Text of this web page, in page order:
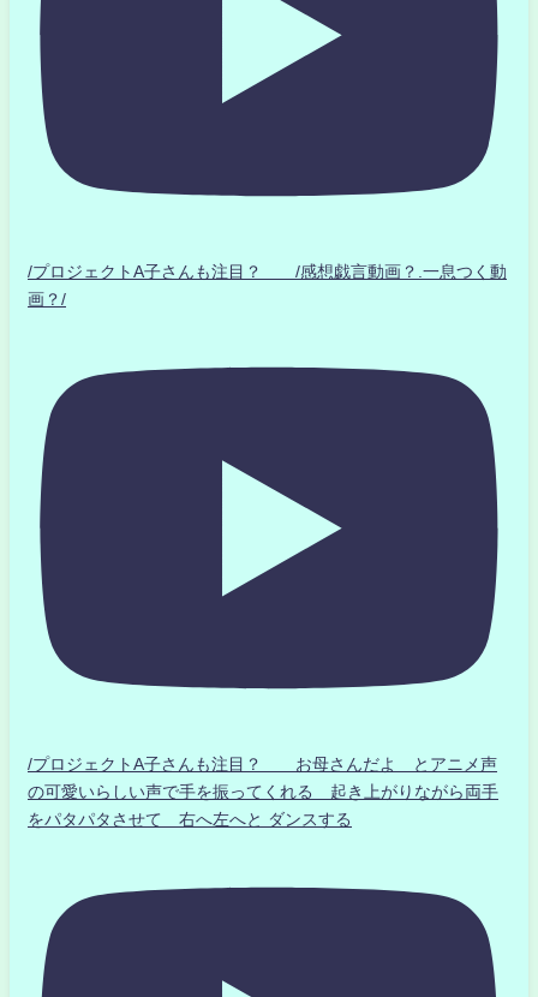
/プロジェクトA子さんも注目？ /感想戯言動画？.一息つく動
画？/
/プロジェクトA子さんも注目？ お母さんだよ とアニメ声
の可愛いらしい声で手を振ってくれる 起き上がりながら両手
をパタパタさせて 右へ左へと ダンスする